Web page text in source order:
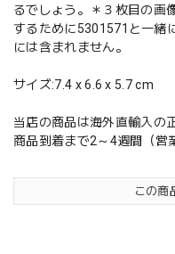
るでしょう。＊３枚目の画
するために5301571と一緒
には含まれません。
サイズ:7.4 x 6.6 x 5.7 cm
当店の商品は海外直輸入の
商品到着まで2～4週間（営
この商